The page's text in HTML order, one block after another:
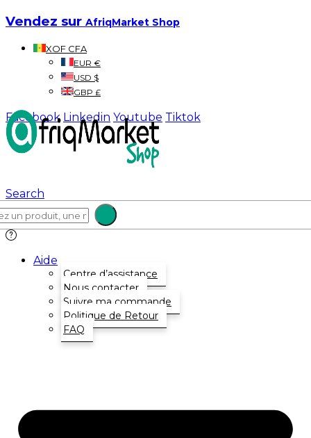
Vendez sur AfriqMarket Shop
XOF CFA
EUR €
USD $
GBP £
Facebook Linkedin Youtube Tiktok
Search
Aide
Centre d’assistance
Nous contacter
Suivre ma commande
Politique de Retour
FAQ